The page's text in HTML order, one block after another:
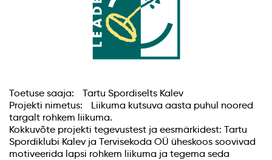
Toetuse saaja: Tartu Spordiselts Kalev
Projekti nimetus: Liikuma kutsuva aasta puhul noored
targalt rohkem liikuma.
Kokkuvõte projekti tegevustest ja eesmärkidest: Tartu
Spordiklubi Kalev ja Tervisekoda OÜ üheskoos soovivad
motiveerida lapsi rohkem liikuma ja tegema seda